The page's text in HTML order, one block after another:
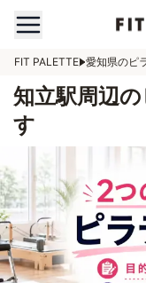
FIT PALETTE 愛知県のピ
知立駅周辺
す